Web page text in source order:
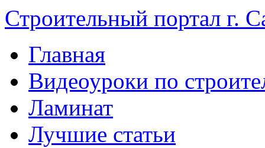
Строительный портал г.
Главная
Видеоуроки по
Ламинат
Лучшие статьи